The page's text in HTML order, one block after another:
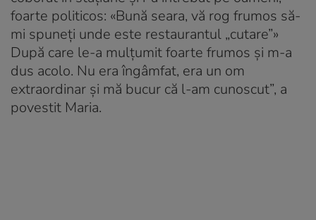
foarte politicos: «Bună seara, vă rog frumos să-
mi spuneți unde este restaurantul „cutare”»
După care le-a mulțumit foarte frumos și m-a
dus acolo. Nu era îngâmfat, era un om
extraordinar și mă bucur că l-am cunoscut”, a
povestit Maria.